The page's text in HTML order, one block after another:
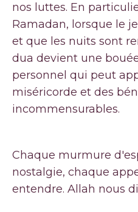
nos luttes. En
Ramadan, lorsque le
et que les nuits sont
dua devient une
personnel qui peut
miséricorde et des
incommensurables.
Chaque murmure
nostalgie, chaque
entendre. Allah nous